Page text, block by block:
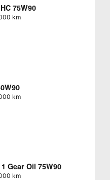
75W90
km
km
Gear Oil 75W90
km